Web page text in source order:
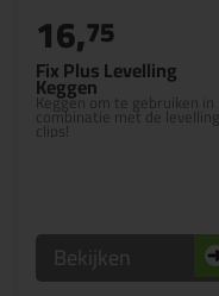
Fix Plus Levelling
Keggen
Keggen om te gebruiken in
combinatie met de levelling
clips!
16,75
Bekijken